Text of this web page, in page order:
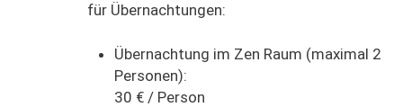
für Übernachtungen:
Übernachtung im Zen Raum (maximal 2
Personen):
30 € / Person